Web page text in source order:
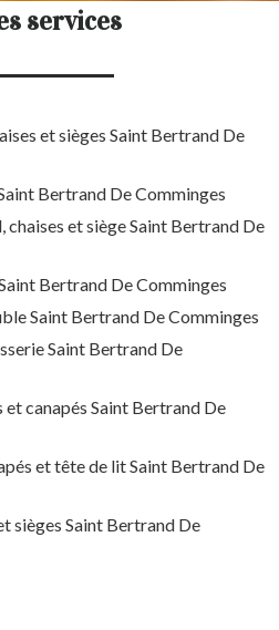
services
et sièges Saint Bertrand De
Bertrand De Comminges
chaises et siège Saint Bertrand De
Bertrand De Comminges
Saint Bertrand De Comminges
Saint Bertrand De
canapés Saint Bertrand De
et tête de lit Saint Bertrand De
sièges Saint Bertrand De